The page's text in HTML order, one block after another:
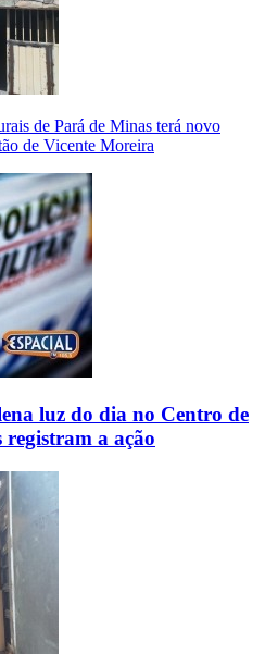
de Pará de Minas terá novo
de Vicente Moreira
luz do dia no Centro de
a ação